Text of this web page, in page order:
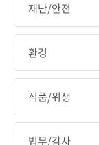
재난/안전
환경
식품/위생
법무/감사